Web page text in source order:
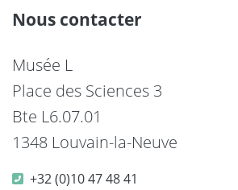
Nous contacter
Musée L
Place des Sciences 3
Bte L6.07.01
1348 Louvain-la-Neuve
+32 (0)10 47 48 41